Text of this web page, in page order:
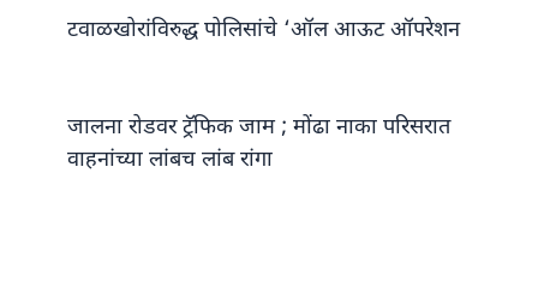
टवाळखोरांविरुद्ध पोलिसांचे ‘ऑल आऊट ऑपरेशन
जालना रोडवर ट्रॅफिक जाम ; मोंढा नाका परिसरात
वाहनांच्या लांबच लांब रांगा